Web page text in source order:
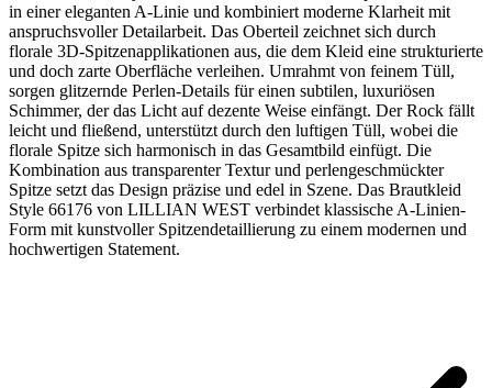
in einer eleganten A-Linie und kombiniert moderne Klarheit mit
anspruchsvoller Detailarbeit. Das Oberteil zeichnet sich durch
florale 3D-Spitzenapplikationen aus, die dem Kleid eine strukturierte
und doch zarte Oberfläche verleihen. Umrahmt von feinem Tüll,
sorgen glitzernde Perlen-Details für einen subtilen, luxuriösen
Schimmer, der das Licht auf dezente Weise einfängt. Der Rock fällt
leicht und fließend, unterstützt durch den luftigen Tüll, wobei die
florale Spitze sich harmonisch in das Gesamtbild einfügt. Die
Kombination aus transparenter Textur und perlengeschmückter
Spitze setzt das Design präzise und edel in Szene. Das Brautkleid
Style 66176 von LILLIAN WEST verbindet klassische A-Linien-
Form mit kunstvoller Spitzendetaillierung zu einem modernen und
hochwertigen Statement.